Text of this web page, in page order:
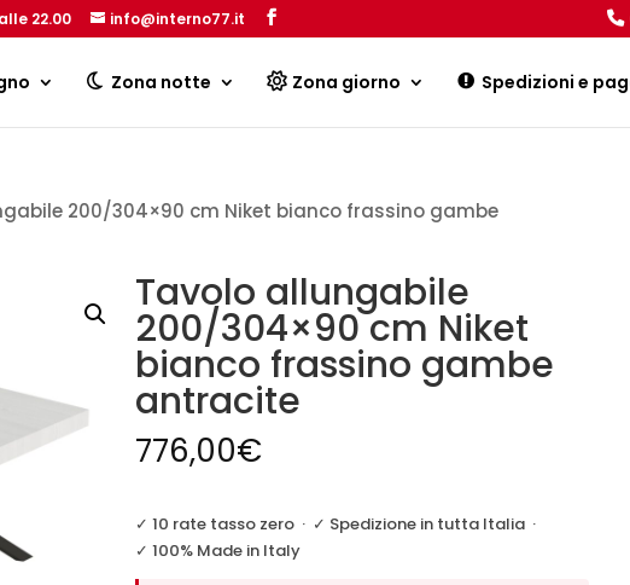
22.00 info@interno77.it
Zona notte Zona giorno Spedizioni e
Products
200/304×90 cm Niket bianco frassino gambe
Tavolo allungabile
200/304×90 cm Niket
bianco frassino gambe
antracite
776,00€
✓ 10 rate tasso zero· ✓ Spedizione in tutta Italia·
✓ 100% Made in Italy